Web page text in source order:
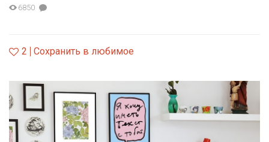
6850
2 Сохранить в любимое